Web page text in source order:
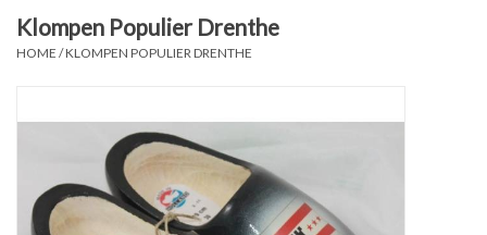
Schoenen
Diversen en Onderhoud
Klompen Populier Drenthe
HOME /KLOMPEN POPULIER DRENTHE